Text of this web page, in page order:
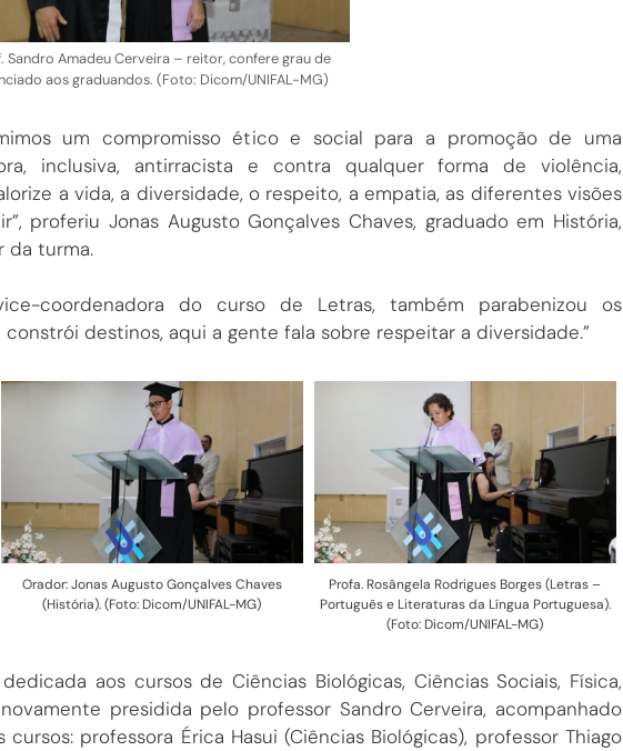
Sandro Amadeu Cerveira – reitor, confere grau de
aos graduandos. (Foto: Dicom/UNIFAL-MG)
um compromisso ético e social para a promoção de uma
inclusiva, antirracista e contra qualquer forma de violência,
a vida, a diversidade, o respeito, a empatia, as diferentes visões
proferiu Jonas Augusto Gonçalves Chaves, graduado em História,
da turma.
coordenadora do curso de Letras, também parabenizou os
destinos, aqui a gente fala sobre respeitar a diversidade.”
Orador: Jonas Augusto Gonçalves Chaves
(História). (Foto: Dicom/UNIFAL-MG)
Profa. Rosângela Rodrigues Borges (Letras –
Português e Literaturas da Língua Portuguesa).
(Foto: Dicom/UNIFAL-MG)
aos cursos de Ciências Biológicas, Ciências Sociais, Física,
presidida pelo professor Sandro Cerveira, acompanhado
professora Érica Hasui (Ciências Biológicas), professor Thiago